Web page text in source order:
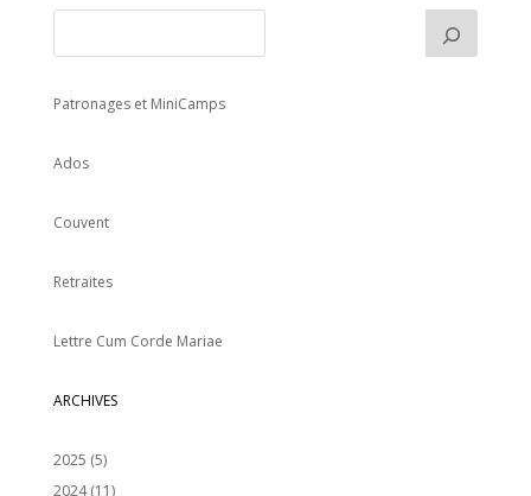
Patronages et MiniCamps
Ados
Couvent
Retraites
Lettre Cum Corde Mariae
ARCHIVES
2025 (5)
2024(11)